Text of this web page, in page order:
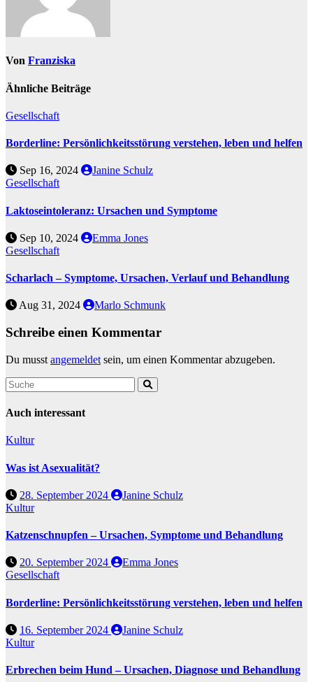
Von Franziska
Ähnliche Beiträge
Gesellschaft
Borderline: Persönlichkeitsstörung verstehen, leben und helfen
Sep 16, 2024
Janine Schulz
Gesellschaft
Laktoseintoleranz: Ursachen und Symptome
Sep 10, 2024
Emma Jones
Gesellschaft
Scharlach – Symptome, Ursachen, Verlauf und Behandlung
Aug 31, 2024 Marlo Schmunk
Schreibe einen Kommentar
Du musst angemeldet sein, um einen Kommentar abzugeben.
Auch interessant
Kultur
Was ist Asexualität?
28. September 2024
Janine Schulz
Kultur
Katzenschnupfen – Ursachen, Symptome und Behandlung
20. September 2024
Emma Jones
Gesellschaft
Borderline: Persönlichkeitsstörung verstehen, leben und helfen
16. September 2024
Janine Schulz
Kultur
Erbrechen beim Hund – Ursachen, Diagnose und Behandlung